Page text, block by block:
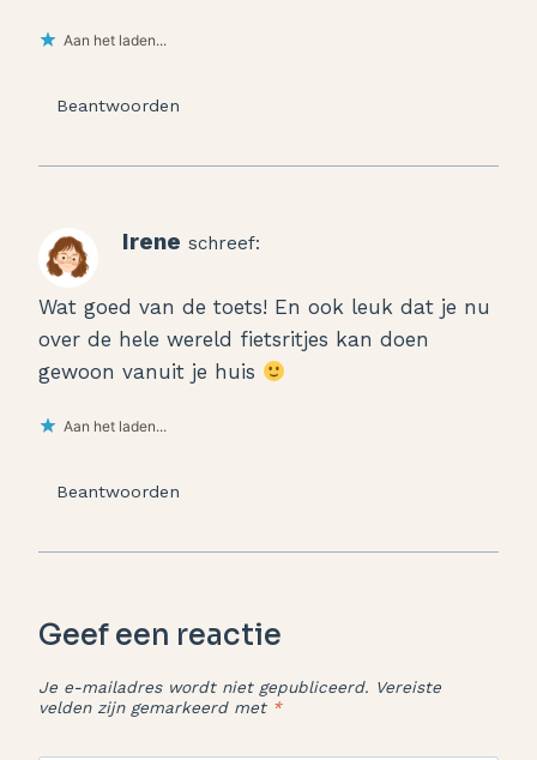
Aan het laden...
Beantwoorden
Irene schreef:
Wat goed van de toets! En ook leuk dat je nu
over de hele wereld fietsritjes kan doen
gewoon vanuit je huis
Aan het laden...
Beantwoorden
Geef een reactie
Je e-mailadres wordt niet gepubliceerd. Vereiste
velden zijn gemarkeerd met *